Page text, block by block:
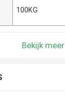
100KG
Bekijk meer